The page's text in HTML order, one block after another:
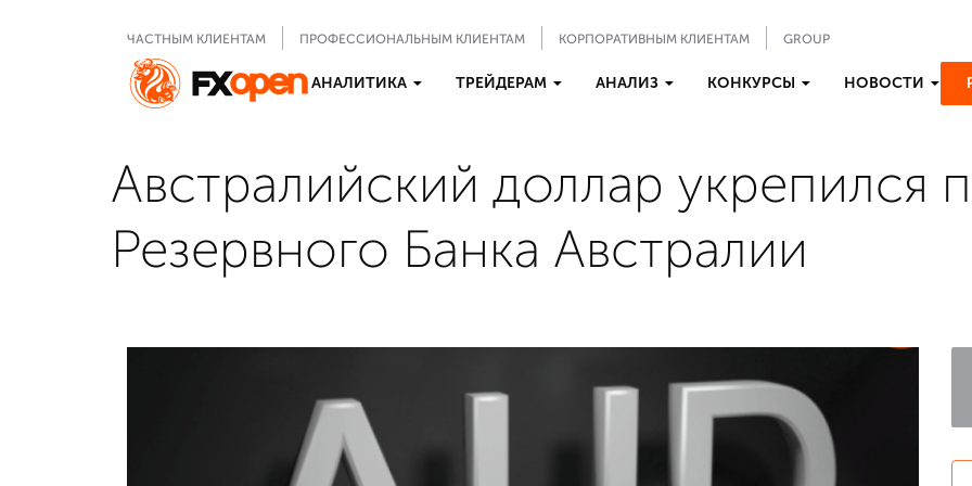
ЧАСТНЫМ КЛИЕНТАМ ПРОФЕССИОНАЛЬНЫМ КЛИЕНТАМ КОРПОРАТИВНЫМ КЛИЕНТАМ GROUP
АНАЛИТИКА ТРЕЙДЕРАМ АНАЛИЗ КОНКУРСЫ НОВОСТИ
Австралийский доллар укрепился
Резервного Банка Австралии